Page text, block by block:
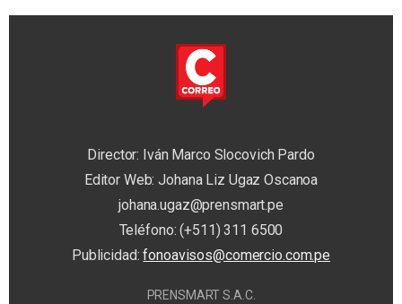
Director: Iván Marco Slocovich Pardo
Editor Web: Johana Liz Ugaz Oscanoa
johana.ugaz@prensmart.pe
Teléfono: (+511) 311 6500
Publicidad:fonoavisos@comercio.com.pe
PRENSMART S.A.C.